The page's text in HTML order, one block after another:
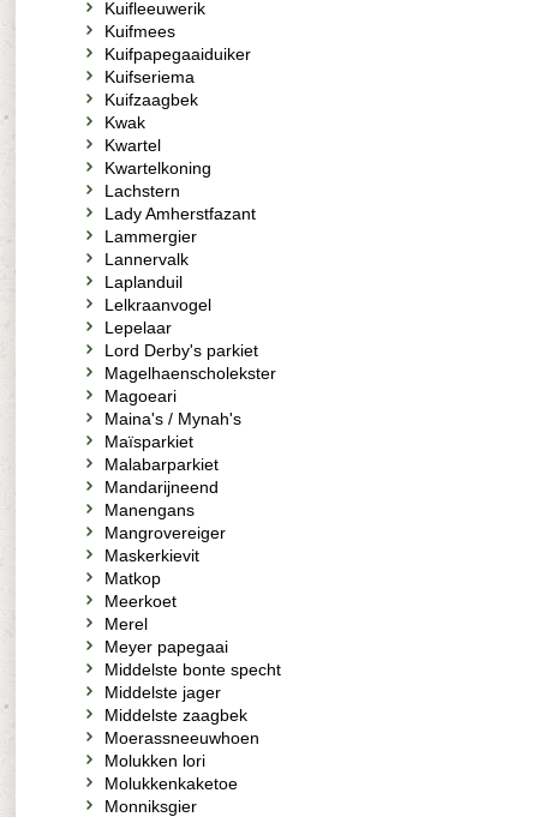
Kuifleeuwerik
Kuifmees
Kuifpapegaaiduiker
Kuifseriema
Kuifzaagbek
Kwak
Kwartel
Kwartelkoning
Lachstern
Lady Amherstfazant
Lammergier
Lannervalk
Laplanduil
Lelkraanvogel
Lepelaar
Lord Derby's parkiet
Magelhaenscholekster
Magoeari
Maina's / Mynah's
Maïsparkiet
Malabarparkiet
Mandarijneend
Manengans
Mangrovereiger
Maskerkievit
Matkop
Meerkoet
Merel
Meyer papegaai
Middelste bonte specht
Middelste jager
Middelste zaagbek
Moerassneeuwhoen
Molukken lori
Molukkenkaketoe
Monniksgier